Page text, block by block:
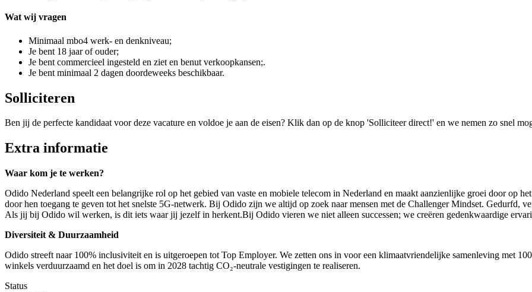
Wat wij vragen
Minimaal mbo4 werk- en denkniveau;
Je bent 18 jaar of ouder;
Je bent commercieel ingesteld en ziet en benut verkoopkansen;.
Je bent minimaal 2 dagen doordeweeks beschikbaar.
Solliciteren
Ben jij de perfecte kandidaat voor deze vacature en voldoe je aan de eisen? Klik dan op de knop 'Solliciteer direct!' en we nemen zo snel
Extra informatie
Waar kom je te werken?
Odido Nederland speelt een belangrijke rol op het gebied van vaste en mobiele telecom in Nederland en maakt aanzienlijke groei door op
door hen toegang te geven tot het snelste 5G-netwerk. Bij Odido zijn we altijd op zoek naar mensen met de Challenger Mindset. Gedurfd,
Als jij bij Odido wil werken, is dit iets waar jij jezelf in herkent.Bij Odido vieren we niet alleen successen; we creëren gedenkwaardige
Diversiteit & Duurzaamheid
Odido streeft naar 100% inclusiviteit en is uitgeroepen tot Top Employer. We zetten ons in voor een klimaatvriendelijke samenleving met
winkels verduurzaamd en het doel is om in 2028 tachtig CO₂-neutrale vestigingen te realiseren.
Status